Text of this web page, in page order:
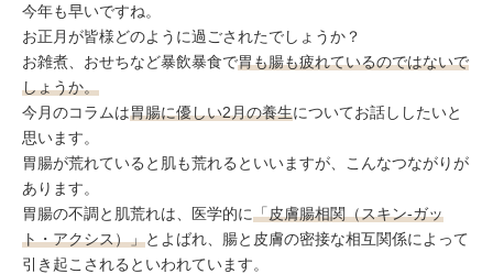
今年も早いですね。
お正月が皆様どのように過ごされたでしょうか？
お雑煮、おせちなど暴飲暴食で胃も腸も疲れているのではないで
しょうか。
今月のコラムは胃腸に優しい2月の養生についてお話ししたいと
思います。
胃腸が荒れていると肌も荒れるといいますが、こんなつながりが
あります。
胃腸の不調と肌荒れは、医学的に「皮膚腸相関（スキン-ガッ
ト・アクシス）」とよばれ、腸と皮膚の密接な相互関係によって
引き起こされるといわれています。